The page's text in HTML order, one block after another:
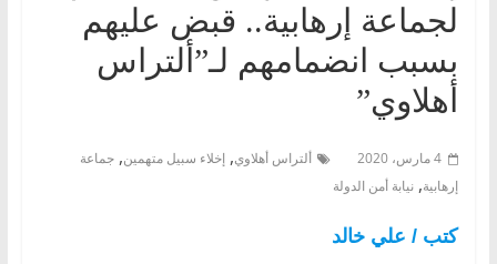
لجماعة إرهابية.. قبض عليهم
بسبب انضمامهم لـ”ألتراس
أهلاوي”
4 مارس، 2020 ألتراس أهلاوي, إخلاء سبيل متهمين, جماعة
إرهابية, نيابة أمن الدولة
كتب / علي خالد